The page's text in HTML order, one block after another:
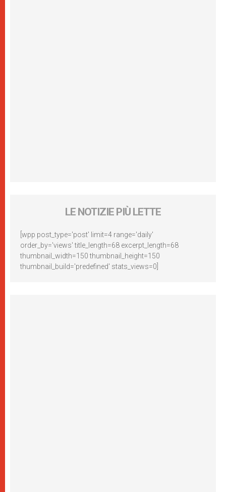
LE NOTIZIE PIÙ LETTE
[wpp post_type='post' limit=4 range='daily'
order_by='views' title_length=68 excerpt_length=68
thumbnail_width=150 thumbnail_height=150
thumbnail_build='predefined' stats_views=0]